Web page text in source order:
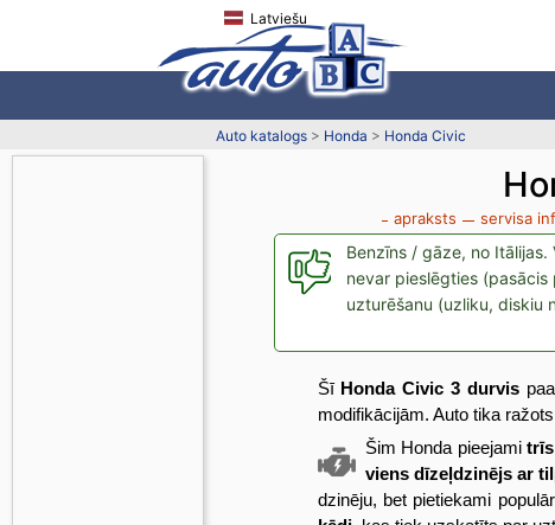
Latviešu
Auto katalogs > Honda > Honda Civic
apraksts servisa
Benzīns / gāze, no
nevar pieslēgties
uzturēšanu (uzliku, diskiu
Šī Honda Civic 3 durvis
modifikācijām. Auto tika
Šim Honda pieejami
viens dīzeļdzinējs ar
dzinēju, bet pietiekami